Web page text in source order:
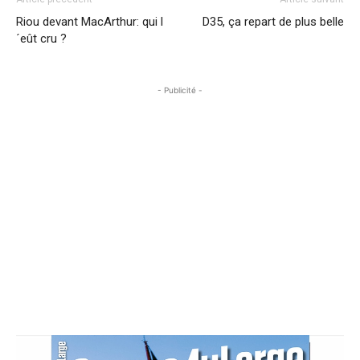
Riou devant MacArthur: qui l
´eût cru ?
D35, ça repart de plus belle
- Publicité -